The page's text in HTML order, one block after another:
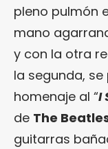
pleno pulmón
mano
y con la otra
la segunda,
homenaje al “I
de The
guitarras